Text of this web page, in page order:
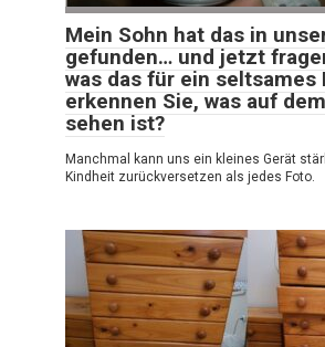
Mein Sohn hat das in
gefunden… und jetzt
was das für ein seltsames
erkennen Sie, was auf
sehen ist?
Manchmal kann uns ein kleines Gerät
Kindheit zurückversetzen als jedes Foto.